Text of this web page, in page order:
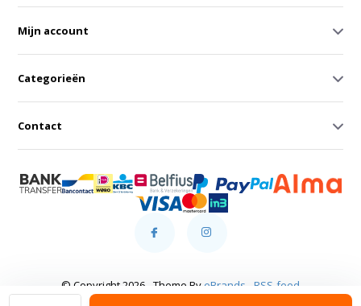
Mijn account
Categorieën
Contact
© Copyright 2026 - Theme By eBrands RSS-feed